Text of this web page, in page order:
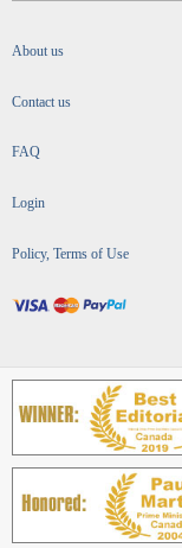
About us
Contact us
FAQ
Login
Policy, Terms of Use